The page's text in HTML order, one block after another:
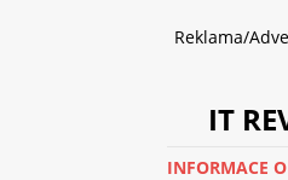
Reklama/
IT
INFORMACE